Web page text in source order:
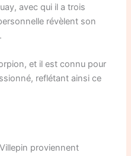
avec qui il a trois
révèlent son
et il est connu pour
reflétant ainsi ce
proviennent